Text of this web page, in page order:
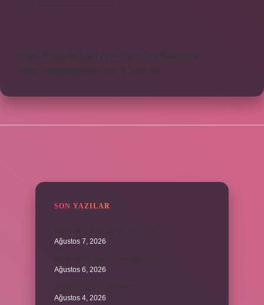
Anlamı
https://motorkulubu.com
https://mcifuar.com.tr
https://saytasinsaat.com.tr Sitemap
SON YAZILAR
Ağustos 7, 2026
Ağustos 6, 2026
Ağustos 4, 2026